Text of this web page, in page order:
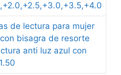
de lectura para mujer
bisagra de resorte
anti luz azul con